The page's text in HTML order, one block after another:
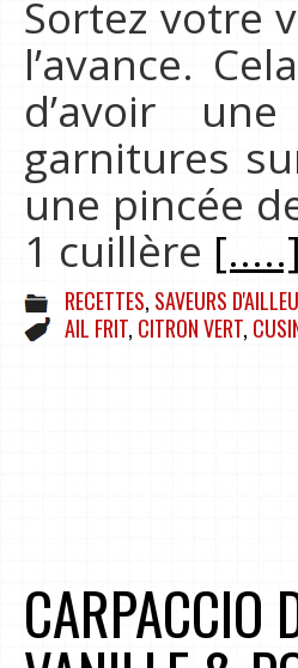
Sortez votre
l’avance.
d’avoir
garnitures
une pincée
1 cuillère [.....]
RECETTES, SAVEURS
AIL FRIT, CITRON VERT,
CARPACCIO